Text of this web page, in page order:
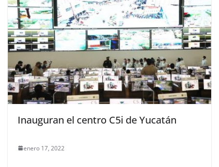
Inauguran el centro C5i de Yucatán
enero 17, 2022